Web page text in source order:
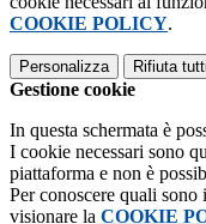
COOKIE POLICY.
Personalizza Rifiuta tutti
Gestione cookie
In questa schermata è
I cookie necessari sono
piattaforma e non è
Per conoscere quali
visionare la COOKIE